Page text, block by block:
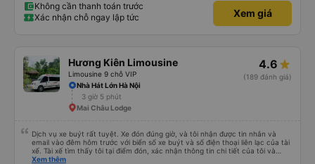
Không cần thanh toán trước
Xác nhận chỗ ngay lập tức
Xem giá
Hương Kiên Limousine
Limousine 9 chỗ VIP
4.6
(189 đánh giá)
Nhà Hát Lớn Hà Nội
3 giờ 5 phút
Mai Châu Lodge
Dịch vụ xe buýt rất tuyệt. Xe đón đúng giờ, và tôi nhận được tin nhắn và
email vào đêm hôm trước với biển số xe buýt và số điện thoại liên lạc của tài
xế. Tài xế tìm thấy tôi tại điểm đón, xác nhận thông tin chi tiết của tôi và
cung cấp hướng dẫn rõ ràng. Chuyến đi suôn sẻ và tôi được đưa đến nhà trọ
Xem thêm